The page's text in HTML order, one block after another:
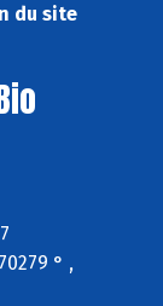
du site
° ,